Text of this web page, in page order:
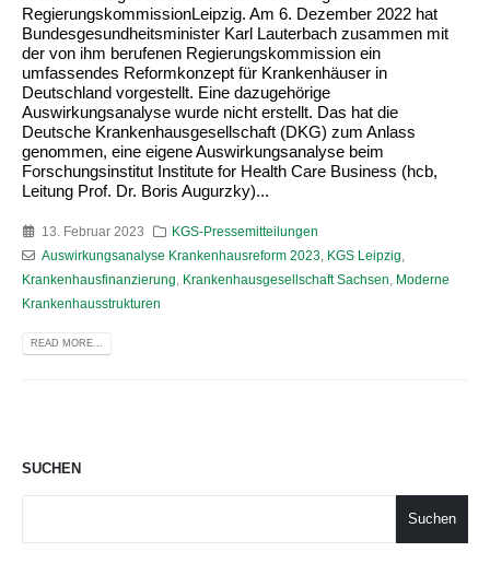
RegierungskommissionLeipzig. Am 6. Dezember 2022 hat
Bundesgesundheitsminister Karl Lauterbach zusammen mit
der von ihm berufenen Regierungskommission ein
umfassendes Reformkonzept für Krankenhäuser in
Deutschland vorgestellt. Eine dazugehörige
Auswirkungsanalyse wurde nicht erstellt. Das hat die
Deutsche Krankenhausgesellschaft (DKG) zum Anlass
genommen, eine eigene Auswirkungsanalyse beim
Forschungsinstitut Institute for Health Care Business (hcb,
Leitung Prof. Dr. Boris Augurzky)...
13. Februar 2023
KGS-Pressemitteilungen
Auswirkungsanalyse Krankenhausreform 2023, KGS Leipzig
Krankenhausfinanzierung
Krankenhausgesellschaft Sachsen
Moderne
Krankenhausstrukturen
READ MORE...
SUCHEN
Suchen